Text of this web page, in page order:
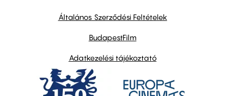
Általános Szerződési Feltételek
BudapestFilm
Adatkezelési tájékoztató